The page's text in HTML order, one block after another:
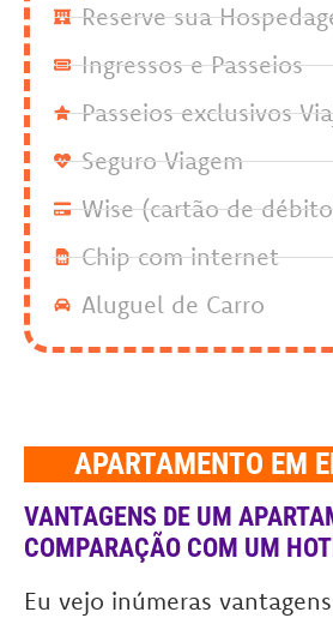
Reserve sua
Ingressos e Passeios
Passeios exclusivos
Seguro Viagem
Wise (cartão de
Chip com internet
Aluguel de Carro
APARTAMENTO EM
VANTAGENS DE UM
COMPARAÇÃO COM UM
Eu vejo inúmeras